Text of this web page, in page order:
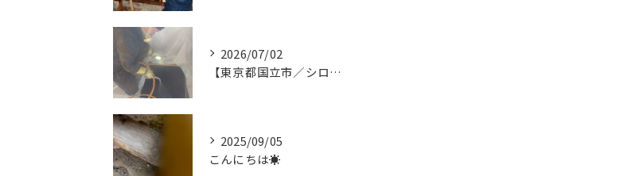
2026/07/02
【東京都国立市／シロアリ消毒作業】
2025/09/05
こんにちは☀